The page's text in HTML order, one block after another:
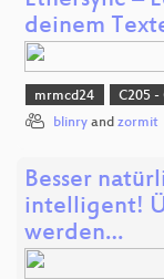
deinem
mrmcd24 C205 -
blinry and zormit
Besser
intelligent!
werden…